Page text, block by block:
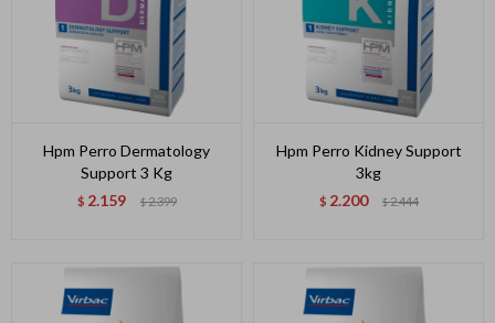
Hpm Perro Dermatology
Support 3 Kg
$ 2.159 $2.399
Hpm Perro Kidney Support
3kg
$ 2.200 $2.444